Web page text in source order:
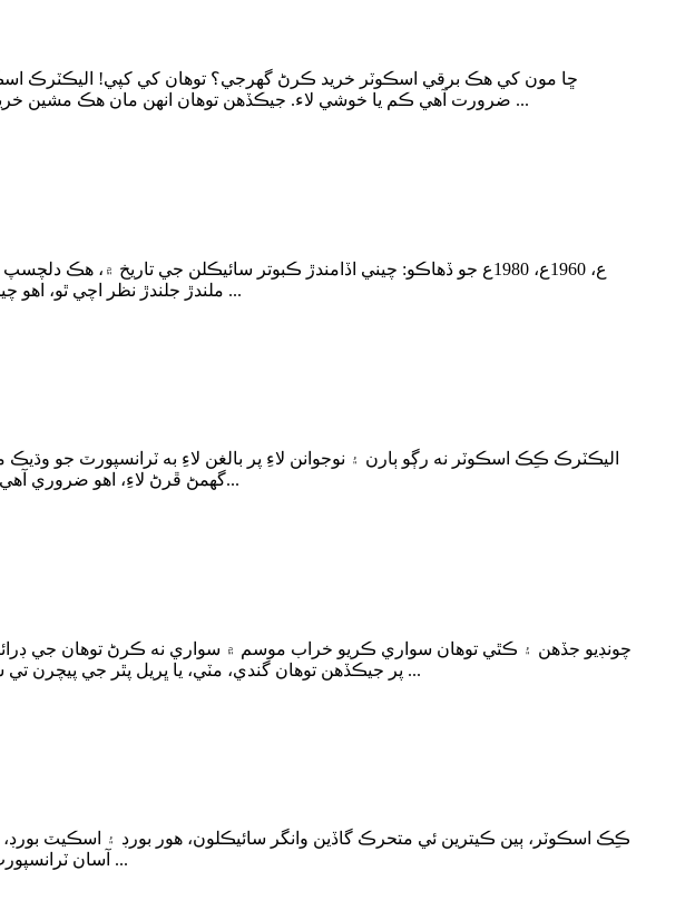
ڇا مون کي هڪ برقي اسڪوٽر خريد ڪرڻ گهرجي؟ توهان کي کپي! اليڪٽرڪ
ضرورت آهي ڪم يا خوشي لاء. جيڪڏهن توهان انهن مان هڪ مشين خريد ڪرڻ تي غور ڪري رهيا آهيو، توهان کي پڪ ڪرڻ چاهيندا ته توهان ٿورو تحقيق ڪريو ۽ پڪ ڪريو ...
ملندڙ جلندڙ نظر اچي ٿو، اهو چين ۾ غير متوقع طور تي مشهور هو ۽ اهو ئي ٽرانسپورٽ جو واحد وسيلو هو جنهن طرفان منظور ٿيل ...
اليڪٽرڪ ڪِڪ اسڪوٽر نه رڳو ٻارن ۽ نوجوانن لاءِ پر بالغن لاءِ به ٽرانسپورٽ جو
گهمڻ ڦرڻ لاءِ، اهو ضروري آهي ته توهان جو اسڪوٽر صحيح طرح برقرار، سٺي تيل سان ڀريل ۽ صاف هجي. ڪڏهن ڪڏهن هڪ س...
چونڊيو جڏهن ۽ ڪٿي توهان سواري ڪريو خراب موسم ۾ سواري نه ڪرڻ توهان جي ڊرائيو
پر جيڪڏهن توهان گندي، مٽي، يا ڀريل پٿر جي پيچرن تي سواري نه ڪرڻ جو انتخاب ڪري سگهو ٿا، توهان جي سائيڪل توهان جي مهرباني. جيڪڏهن اهو آهي ...
ڪِڪ اسڪوٽر، ٻين ڪيترين ئي متحرڪ گاڏين وانگر سائيڪلون، هور بورڊ ۽ اسڪيٽ
آسان ٽرانسپورٽ ۽ هفتي جي آخر ۾ تفريح چاهين ٿا. اهي سواري وارا ڊوائيس 1920 جي شروعات کان وٺي رهيا آهن ...